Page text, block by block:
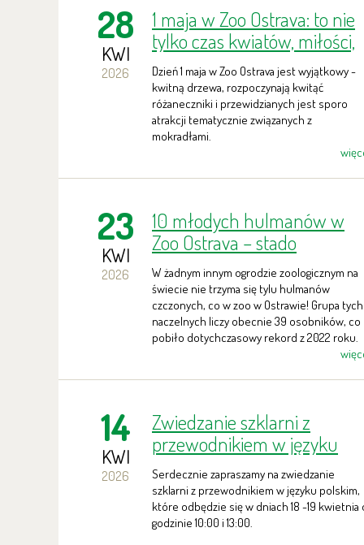
28
KWI
2026
1 maja w Zoo Ostrava: to nie
tylko czas kwiatów, miłości,
ale też mokradeł: wyjątkowa
akcja w zoo
Dzień 1 maja w Zoo Ostrava jest wyjątkowy -
kwitną drzewa, rozpoczynają kwitąć
różaneczniki i przewidzianych jest sporo
atrakcji tematycznie związanych z
mokradłami.
23
KWI
2026
10 młodych hulmanów w
Zoo Ostrava – stado
hodowlane pobiło kolejny
rekord
W żadnym innym ogrodzie zoologicznym na
świecie nie trzyma się tylu hulmanów
czczonych, co w zoo w Ostrawie! Grupa tych
naczelnych liczy obecnie 39 osobników, co
pobiło dotychczasowy rekord z 2022 roku.
14
KWI
2026
Zwiedzanie szklarni z
przewodnikiem w języku
polskim
Serdecznie zapraszamy na zwiedzanie
szklarni z przewodnikiem w języku polskim,
które odbędzie się w dniach 18 -19 kwietnia
godzinie 10:00 i 13:00.